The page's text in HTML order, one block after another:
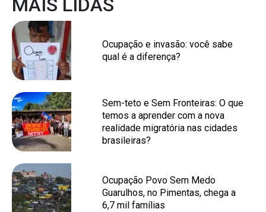
MAIS LIDAS
Ocupação e invasão: você sabe
qual é a diferença?
Sem-teto e Sem Fronteiras: O que
temos a aprender com a nova
realidade migratória nas cidades
brasileiras?
Ocupação Povo Sem Medo
Guarulhos, no Pimentas, chega a
6,7 mil famílias